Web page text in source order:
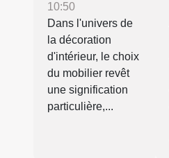
10:50
Dans l'univers de
la décoration
d'intérieur, le choix
du mobilier revêt
une signification
particulière,...